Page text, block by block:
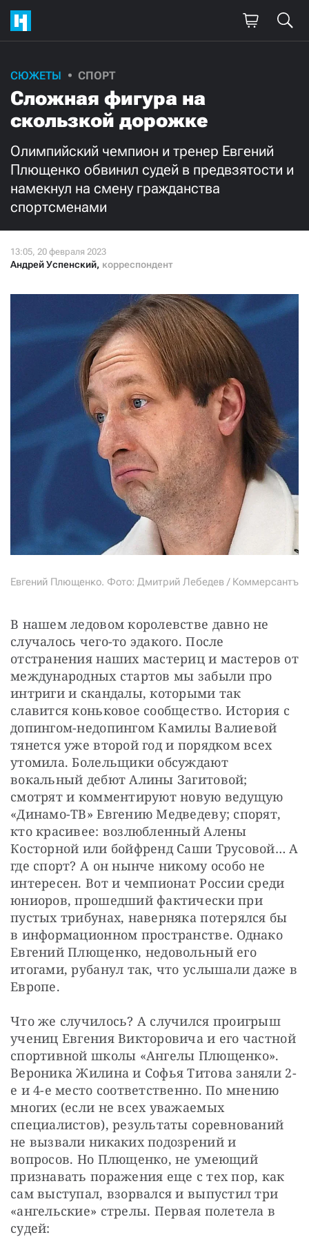
СЮЖЕТЫ СПОРТ
Сложная фигура на
скользкой дорожке
Олимпийский чемпион и тренер Евгений
Плющенко обвинил судей в предвзятости и
намекнул на смену гражданства
спортсменами
Андрей Успенский, корреспондент
Евгений Плющенко. Фото: Дмитрий Лебедев / Коммерсантъ
В нашем ледовом королевстве давно не
случалось чего-то эдакого. После
отстранения наших мастериц и мастеров от
международных стартов мы забыли про
интриги и скандалы, которыми так
славится коньковое сообщество. История с
допингом-недопингом Камилы Валиевой
тянется уже второй год и порядком всех
утомила. Болельщики обсуждают
вокальный дебют Алины Загитовой;
смотрят и комментируют новую ведущую
«Динамо-ТВ» Евгению Медведеву; спорят,
кто красивее: возлюбленный Алены
Косторной или бойфренд Саши Трусовой… А
где спорт? А он нынче никому особо не
интересен. Вот и чемпионат России среди
юниоров, прошедший фактически при
пустых трибунах, наверняка потерялся бы
в информационном пространстве. Однако
Евгений Плющенко, недовольный его
итогами, рубанул так, что услышали даже в
Европе.
Что же случилось? А случился проигрыш
учениц Евгения Викторовича и его частной
спортивной школы «Ангелы Плющенко».
Вероника Жилина и Софья Титова заняли 2-
е и 4-е место соответственно. По мнению
многих (если не всех уважаемых
специалистов), результаты соревнований
не вызвали никаких подозрений и
вопросов. Но Плющенко, не умеющий
признавать поражения еще с тех пор, как
сам выступал, взорвался и выпустил три
«ангельские» стрелы. Первая полетела в
судей:
Поддержите
нашу работу!
Ежемесячно Разово
3000 1000
500
СТАТЬ СОУЧАСТНИКОМ
ПОДЕЛИТЬСЯ С ДРУЗЬЯМИ
Если у вас есть вопросы, пишите donate@novayagazeta.ru
+7 (929) 612-03-68